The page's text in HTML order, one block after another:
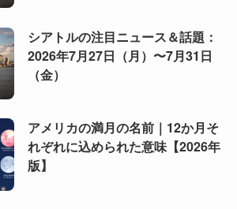
シアトルの注目ニュース＆話題：
2026年7月27日（月）〜7月31日
（金）
アメリカの満月の名前｜12か月そ
れぞれに込められた意味【2026年
版】